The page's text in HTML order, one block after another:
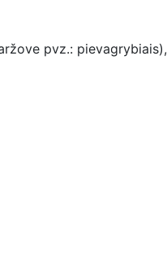
pvz.: pievagrybiais),